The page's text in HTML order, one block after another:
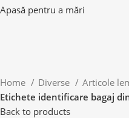
Apasă pentru a mări
Home Diverse
Articole
Etichete identificare bagaj
Back to products